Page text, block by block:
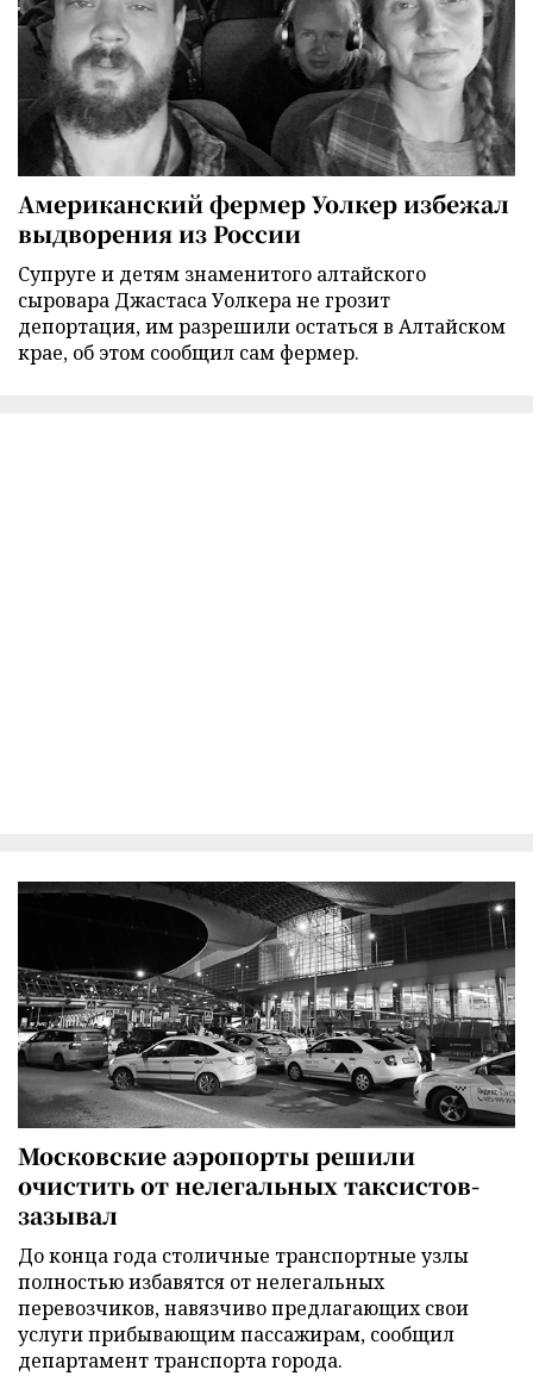
Американский фермер Уолкер избежал
выдворения из России
Супруге и детям знаменитого алтайского
сыровара Джастаса Уолкера не грозит
депортация, им разрешили остаться в Алтайском
крае, об этом сообщил сам фермер.
Московские аэропорты решили
очистить от нелегальных таксистов-
зазывал
До конца года столичные транспортные узлы
полностью избавятся от нелегальных
перевозчиков, навязчиво предлагающих свои
услуги прибывающим пассажирам, сообщил
департамент транспорта города.